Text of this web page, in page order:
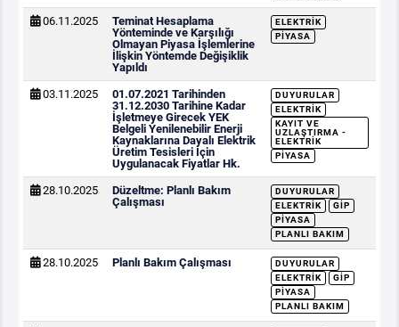
06.11.2025
Teminat Hesaplama
Yönteminde ve Karşılığı
Olmayan Piyasa İşlemlerine
İlişkin Yöntemde Değişiklik
Yapıldı
ELEKTRIK
PIYASA
03.11.2025
01.07.2021 Tarihinden
31.12.2030 Tarihine Kadar
İşletmeye Girecek YEK
Belgeli Yenilenebilir Enerji
Kaynaklarına Dayalı Elektrik
Üretim Tesisleri İçin
Uygulanacak Fiyatlar Hk.
DUYURULAR
ELEKTRIK
KAYIT VE
UZLAŞTIRMA -
ELEKTRIK
PIYASA
28.10.2025
Düzeltme: Planlı Bakım
Çalışması
DUYURULAR
ELEKTRIK
GİP
PIYASA
PLANLI BAKIM
28.10.2025 Planlı Bakım Çalışması
DUYURULAR
ELEKTRIK
GİP
PIYASA
PLANLI BAKIM